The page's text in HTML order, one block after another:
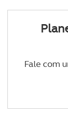
Fale com